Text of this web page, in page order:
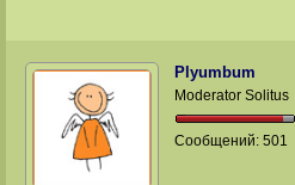
Plyumbum
Moderator Solitus
Сообщений:501